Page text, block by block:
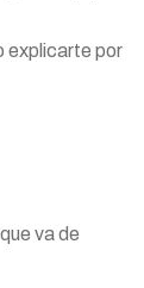
explicarte por
va de